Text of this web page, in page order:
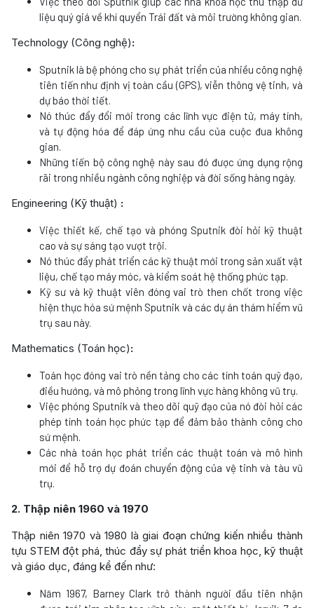
liệu quý giá về khí quyển Trái đất và môi trường không gian.
Technology (Công nghệ):
Sputnik là bệ phóng cho sự phát triển của nhiều công nghệ
tiên tiến như định vị toàn cầu (GPS), viễn thông vệ tinh, và
dự báo thời tiết.
Nó thúc đẩy đổi mới trong các lĩnh vực điện tử, máy tính,
và tự động hóa để đáp ứng nhu cầu của cuộc đua không
gian.
Những tiến bộ công nghệ này sau đó được ứng dụng rộng
rãi trong nhiều ngành công nghiệp và đời sống hàng ngày.
Engineering (Kỹ thuật) :
Việc thiết kế, chế tạo và phóng Sputnik đòi hỏi kỹ thuật
cao và sự sáng tạo vượt trội.
Nó thúc đẩy phát triển các kỹ thuật mới trong sản xuất vật
liệu, chế tạo máy móc, và kiểm soát hệ thống phức tạp.
Kỹ sư và kỹ thuật viên đóng vai trò then chốt trong việc
hiện thực hóa sứ mệnh Sputnik và các dự án thám hiểm vũ
trụ sau này.
Mathematics (Toán học):
Toán học đóng vai trò nền tảng cho các tính toán quỹ đạo,
điều hướng, và mô phỏng trong lĩnh vực hàng không vũ trụ.
Việc phóng Sputnik và theo dõi quỹ đạo của nó đòi hỏi các
phép tính toán học phức tạp để đảm bảo thành công cho
sứ mệnh.
Các nhà toán học phát triển các thuật toán và mô hình
mới để hỗ trợ dự đoán chuyển động của vệ tinh và tàu vũ
trụ.
2. Thập niên 1960 và 1970
Thập niên 1970 và 1980 là giai đoạn chứng kiến nhiều thành
tựu STEM đột phá, thúc đẩy sự phát triển khoa học, kỹ thuật
và giáo dục, đáng kể đến như:
Năm 1967, Barney Clark trở thành người đầu tiên nhận